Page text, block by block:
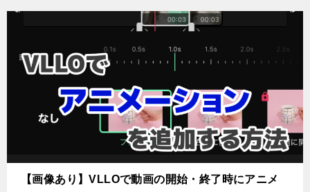
【画像あり】VLLOで動画の開始・終了時にアニメ